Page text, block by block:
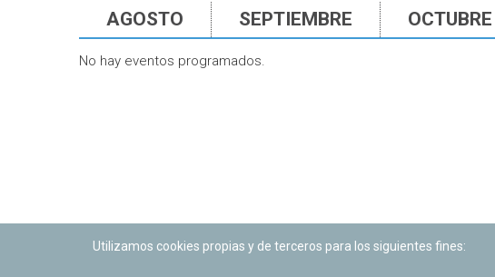
AGOSTO SEPTIEMBRE OCTUBRE
No hay eventos programados.
Utilizamos cookies propias y de terceros para los siguientes fines: